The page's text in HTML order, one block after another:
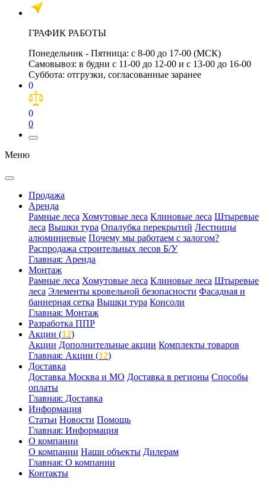
ГРАФИК РАБОТЫ
Понедельник - Пятница: с 8-00 до 17-00 (МСК)
Самовывоз: в будни с 11-00 до 12-00 и с 13-00 до 16-00
Суббота: отгрузки, согласованные заранее
0
0
0
Меню
Продажа
Аренда
Рамные леса Хомутовые леса Клиновые леса Штыревые
леса Вышки тура Опалубка перекрытий Лестницы
алюминиевые Почему мы работаем с залогом?
Распродажа строительных лесов Б/У
Главная: Аренда
Монтаж
Рамные леса Хомутовые леса Клиновые леса Штыревые
леса Элементы кровельной безопасности Фасадная и
баннерная сетка Вышки тура Консоли
Главная: Монтаж
Разработка ППР
Акции (12)
Акции Дополнительные акции Комплекты товаров
Главная: Акции (12)
Доставка
Доставка Москва и МО Доставка в регионы Способы
оплаты
Главная: Доставка
Информация
Статьи Новости Помощь
Главная: Информация
О компании
О компании Наши объекты Дилерам
Главная: О компании
Контакты